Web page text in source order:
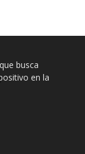
busca
en la